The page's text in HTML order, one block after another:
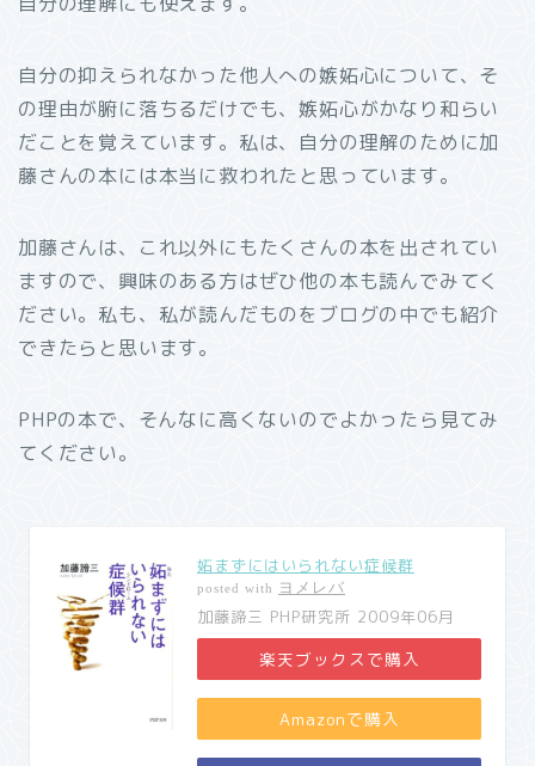
自分の抑えられなかった他人への嫉妬心について、そ
の理由が腑に落ちるだけでも、嫉妬心がかなり和らい
だことを覚えています。私は、自分の理解のために加
藤さんの本には本当に救われたと思っています。
加藤さんは、これ以外にもたくさんの本を出されてい
ますので、興味のある方はぜひ他の本も読んでみてく
ださい。私も、私が読んだものをブログの中でも紹介
できたらと思います。
PHPの本で、そんなに高くないのでよかったら見てみ
てください。
妬まずにはいられない症候群
posted with ヨメレバ
加藤諦三 PHP研究所 2009年06月
楽天ブックスで購入
Amazonで購入